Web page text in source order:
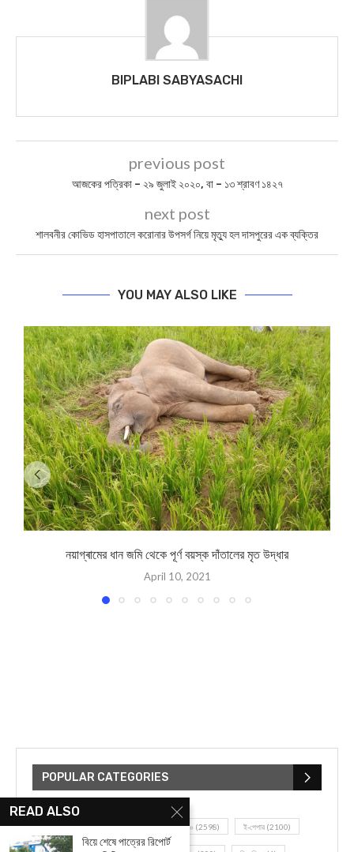
BIPLABI SABYASACHI
previous post
আজকের পত্রিকা – ২৯ জুলাই ২০২০, বা – ১৩ শ্রাবণ ১৪২৭
next post
শালবনীর কোভিড হাসপাতালে করোনার উপসর্গ নিয়ে মৃত্যু হল দাসপুরের এক ব্যক্তির
YOU MAY ALSO LIKE
নয়াগ্ৰামের ধান জমি থেকে পূর্ণ বয়স্ক দাঁতালের মৃত উদ্ধার
April 10, 2021
POPULAR CATEGORIES
UNCATEGORIZED(107) আজকের সেরা ১০ (2598) ই-পেপার (2100)
READ ALSO
বিয়ে শেষে পাত্রের রিপোর্ট